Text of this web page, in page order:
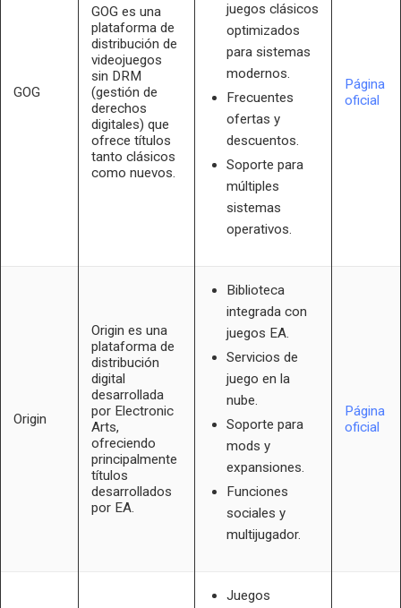
GOG
GOG es una
plataforma de
distribución de
videojuegos
sin DRM
(gestión de
derechos
digitales) que
ofrece títulos
tanto clásicos
como nuevos.
juegos clásicos
optimizados
para sistemas
modernos.
Frecuentes
ofertas y
descuentos.
Soporte para
múltiples
sistemas
operativos.
Página
oficial
Origin
Origin es una
plataforma de
distribución
digital
desarrollada
por Electronic
Arts,
ofreciendo
principalmente
títulos
desarrollados
por EA.
Biblioteca
integrada con
juegos EA.
Servicios de
juego en la
nube.
Soporte para
mods y
expansiones.
Funciones
sociales y
multijugador.
Página
oficial
Juegos